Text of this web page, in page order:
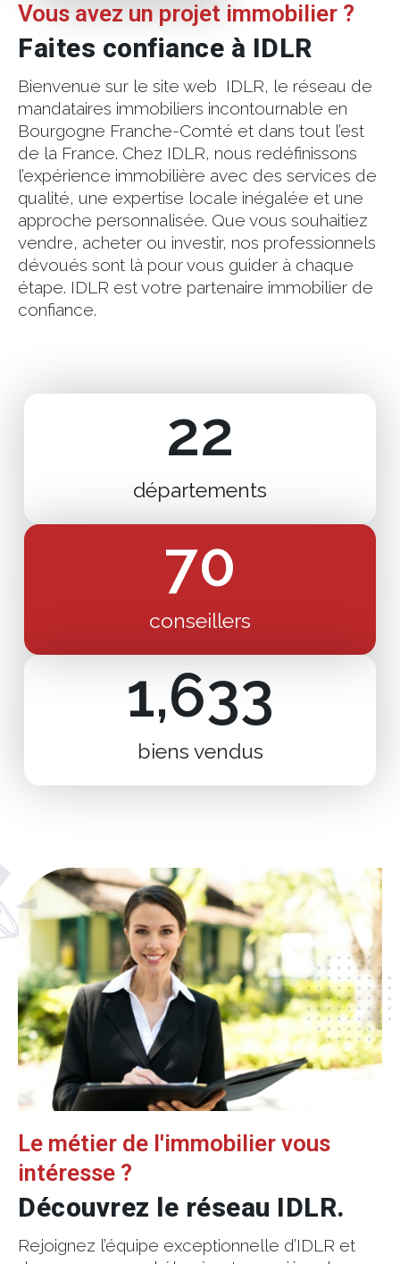
Vous avez un projet immobilier ?
Faites confiance à IDLR
Bienvenue sur le site web IDLR, le réseau de
mandataires immobiliers incontournable en
Bourgogne Franche-Comté et dans tout l’est
de la France. Chez IDLR, nous redéfinissons
l’expérience immobilière avec des services de
qualité, une expertise locale inégalée et une
approche personnalisée. Que vous souhaitiez
vendre, acheter ou investir, nos professionnels
dévoués sont là pour vous guider à chaque
étape. IDLR est votre partenaire immobilier de
confiance.
22
départements
70
conseillers
1,633
biens vendus
Le métier de l'immobilier vous
intéresse ?
Découvrez le réseau IDLR.
Rejoignez l’équipe exceptionnelle d’IDLR et